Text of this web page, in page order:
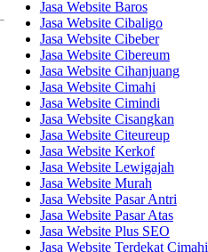
Jasa Website Baros
Jasa Website Cibaligo
Jasa Website Cibeber
Jasa Website Cibereum
Jasa Website Cihanjuang
Jasa Website Cimahi
Jasa Website Cimindi
Jasa Website Cisangkan
Jasa Website Citeureup
Jasa Website Kerkof
Jasa Website Lewigajah
Jasa Website Murah
Jasa Website Pasar Antri
Jasa Website Pasar Atas
Jasa Website Plus SEO
Jasa Website Terdekat Cimahi